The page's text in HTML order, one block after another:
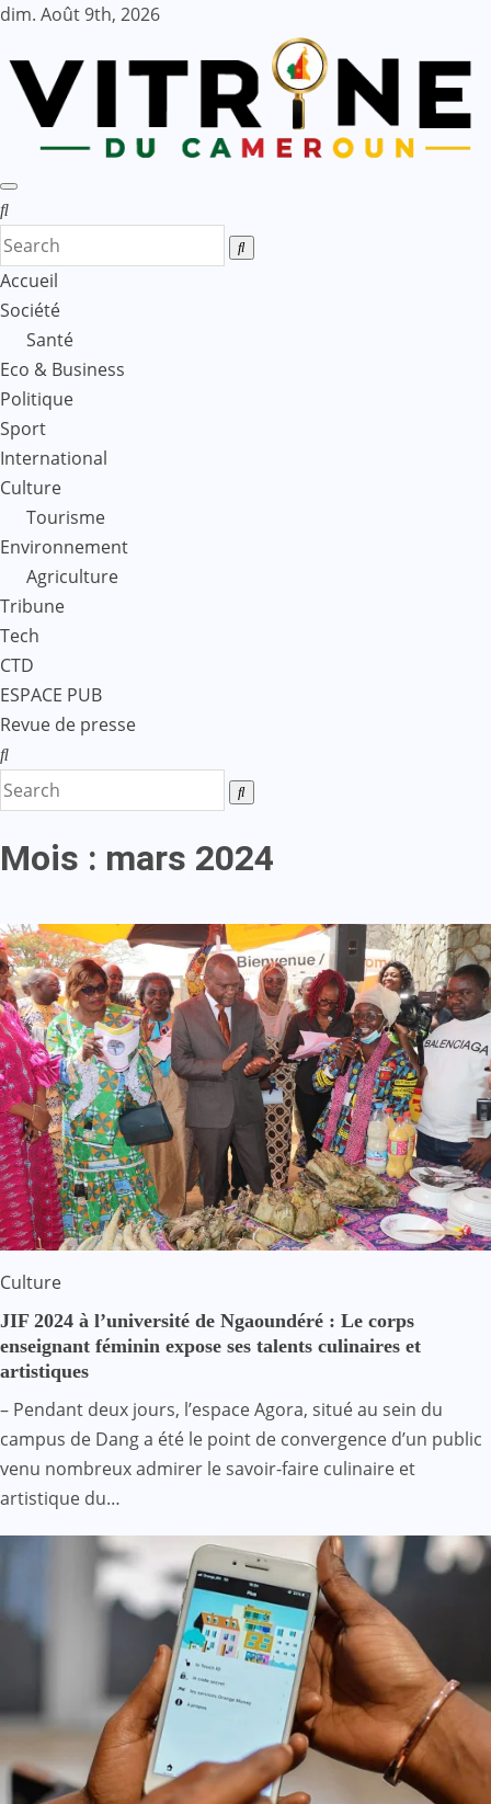
Skip
content
dim. Août 9th, 2026
Accueil
Société
Santé
Eco & Business
Politique
Sport
International
Culture
Tourisme
Environnement
Agriculture
Tribune
Tech
CTD
ESPACE PUB
Revue de presse
Mois : mars 2024
Culture
JIF 2024 à l’université de Ngaoundéré : Le corps
enseignant féminin expose ses talents culinaires et
artistiques
– Pendant deux jours, l’espace Agora, situé au sein du
campus de Dang a été le point de convergence d’un public
venu nombreux admirer le savoir-faire culinaire et
artistique du…